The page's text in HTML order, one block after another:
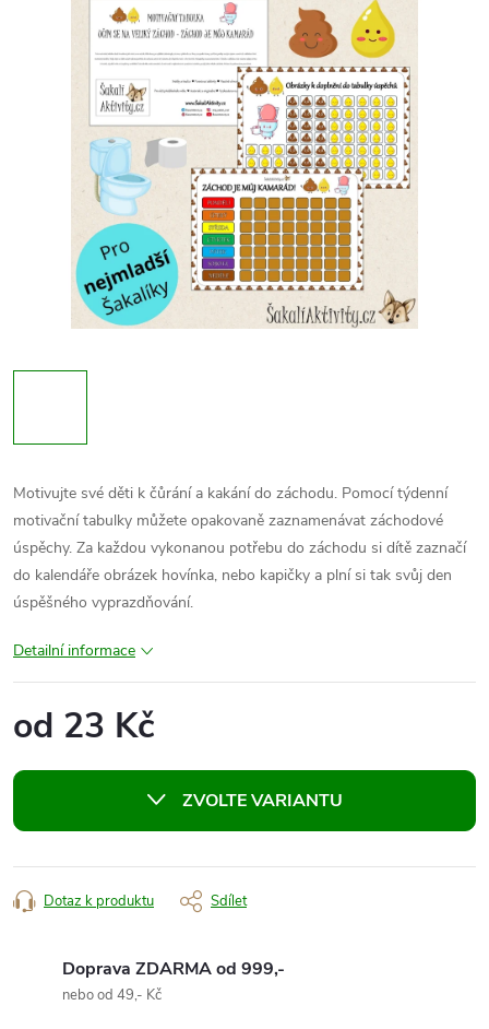
Motivujte své děti k čůrání a kakání do záchodu. Pomocí týdenní
motivační tabulky můžete opakovaně zaznamenávat záchodové
úspěchy. Za každou vykonanou potřebu do záchodu si dítě zaznačí
do kalendáře obrázek hovínka, nebo kapičky a plní si tak svůj den
úspěšného vyprazdňování.
Detailní informace
od 23 Kč
cena:
ZVOLTE VARIANTU
Dotaz k produktu Sdílet
Doprava ZDARMA od 999,-
nebo od 49,- Kč